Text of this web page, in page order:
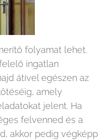
folyamat lehet.
ingatlan
átível egészen az
amely
jelent. Ha
felvenned és a
akkor pedig végképp